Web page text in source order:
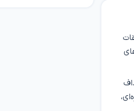
مرکز تحقیقات